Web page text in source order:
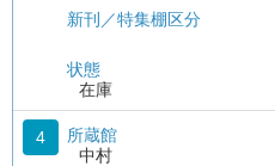
新刊／特集棚区分
状態
在庫
4
所蔵館
中村